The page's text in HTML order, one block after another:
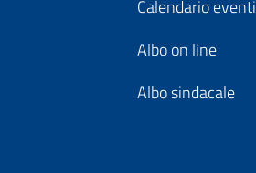
Calendario eventi
Albo on line
Albo sindacale